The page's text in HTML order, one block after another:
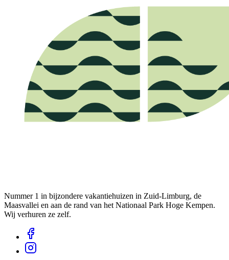
Nummer 1 in bijzondere vakantiehuizen in Zuid-Limburg, de
Maasvallei en aan de rand van het Nationaal Park Hoge Kempen.
Wij verhuren ze zelf.